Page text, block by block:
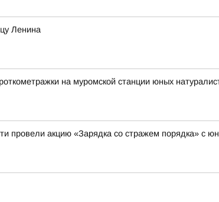
Ленина
на муромской станции юных
провели акцию «Зарядка со стражем порядка» с